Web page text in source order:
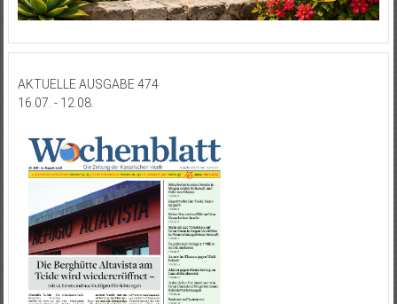
AKTUELLE AUSGABE 474
16.07. - 12.08.